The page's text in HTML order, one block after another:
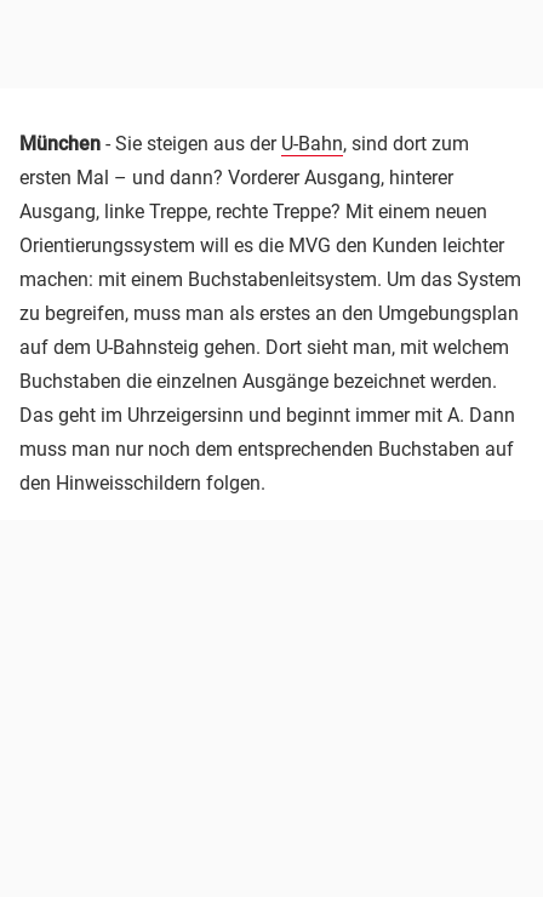
München - Sie steigen aus der U-Bahn, sind dort zum
ersten Mal – und dann? Vorderer Ausgang, hinterer
Ausgang, linke Treppe, rechte Treppe? Mit einem neuen
Orientierungssystem will es die MVG den Kunden leichter
machen: mit einem Buchstabenleitsystem. Um das System
zu begreifen, muss man als erstes an den Umgebungsplan
auf dem U-Bahnsteig gehen. Dort sieht man, mit welchem
Buchstaben die einzelnen Ausgänge bezeichnet werden.
Das geht im Uhrzeigersinn und beginnt immer mit A. Dann
muss man nur noch dem entsprechenden Buchstaben auf
den Hinweisschildern folgen.